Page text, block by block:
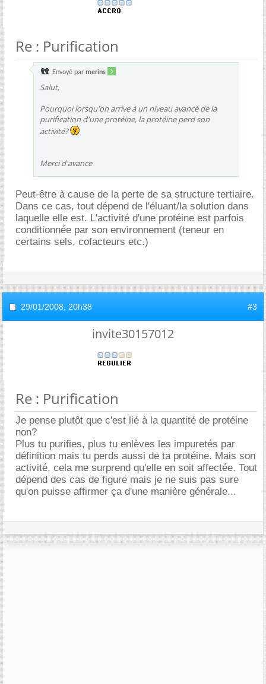
Re : Purification
Envoyé par merins
Salut,
Pourquoi lorsqu'on arrive à un niveau avancé de la
purification d'une protéine, la protéine perd son
activité?
Merci d'avance
Peut-être à cause de la perte de sa structure tertiaire.
Dans ce cas, tout dépend de l'éluant/la solution dans
laquelle elle est. L'activité d'une protéine est parfois
conditionnée par son environnement (teneur en
certains sels, cofacteurs etc.)
29/01/2008, 20h38 #3
invite30157012
Re : Purification
Je pense plutôt que c'est lié à la quantité de protéine
non?
Plus tu purifies, plus tu enlèves les impuretés par
définition mais tu perds aussi de ta protéine. Mais son
activité, cela me surprend qu'elle en soit affectée. Tout
dépend des cas de figure mais je ne suis pas sure
qu'on puisse affirmer ça d'une manière générale...